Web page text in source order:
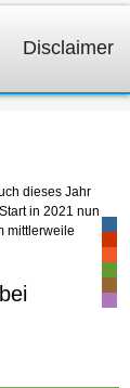
Disclaimer
dieses Jahr
in 2021 nun
mittlerweile